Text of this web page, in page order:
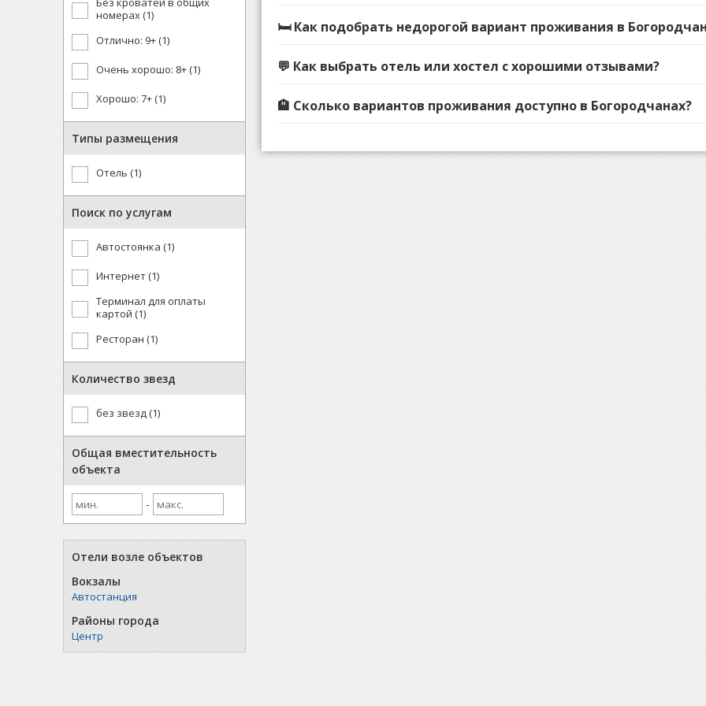
номерах (1)
Отлично: 9+ (1)
Очень хорошо: 8+ (1)
Хорошо: 7+ (1)
Типы размещения
Отель (1)
Поиск по услугам
Автостоянка (1)
Интернет (1)
Терминал для оплаты
картой (1)
Ресторан (1)
Количество звезд
без звезд (1)
Общая вместительность
объекта
-
Отели возле объектов
Вокзалы
Автостанция
Районы города
Центр
🛏️ Как подобрать недорогой вариант проживания в
💬 Как выбрать отель или хостел с хорошими отзывами?
🏨 Сколько вариантов проживания доступно в Богородчанах?